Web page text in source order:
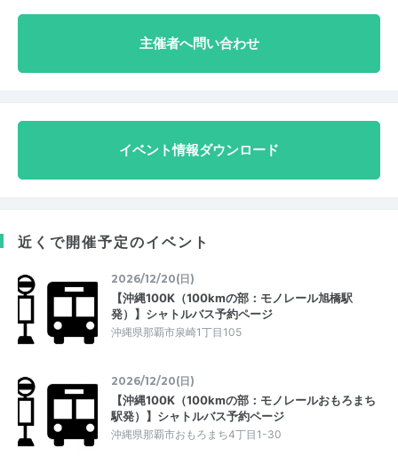
主催者へ問い合わせ
イベント情報ダウンロード
近くで開催予定のイベント
2026/12/20(日)
【沖縄100K（100kmの部：モノレール旭橋駅
発）】シャトルバス予約ページ
沖縄県那覇市泉崎1丁目105
2026/12/20(日)
【沖縄100K（100kmの部：モノレールおもろまち
駅発）】シャトルバス予約ページ
沖縄県那覇市おもろまち4丁目1-30